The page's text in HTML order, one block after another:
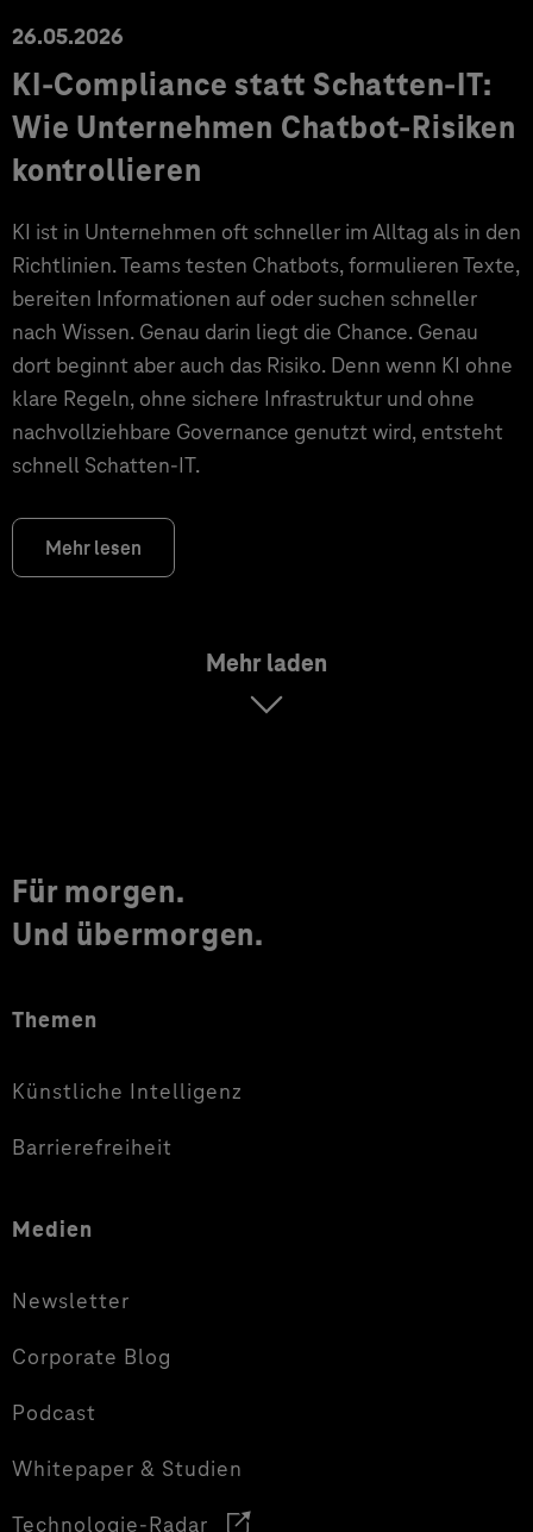
26.05.2026
KI-Compliance statt Schatten-IT:
Wie Unternehmen Chatbot-Risiken
kontrollieren
KI ist in Unternehmen oft schneller im Alltag als in den
Richtlinien. Teams testen Chatbots, formulieren Texte,
bereiten Informationen auf oder suchen schneller
nach Wissen. Genau darin liegt die Chance. Genau
dort beginnt aber auch das Risiko. Denn wenn KI ohne
klare Regeln, ohne sichere Infrastruktur und ohne
nachvollziehbare Governance genutzt wird, entsteht
schnell Schatten-IT.
Mehr lesen
Mehr laden
Für morgen.
Und übermorgen.
Themen
Künstliche Intelligenz
Barrierefreiheit
Medien
Newsletter
Corporate Blog
Podcast
Whitepaper & Studien
Technologie-Radar